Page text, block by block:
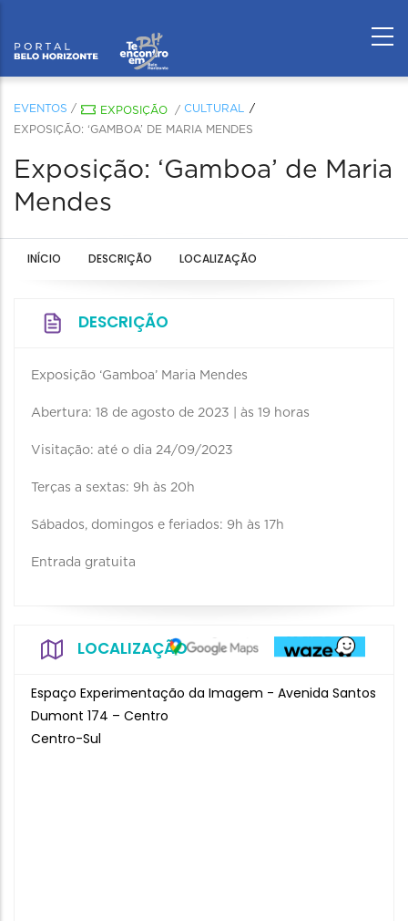
EVENTOS / EXPOSIÇÃO / CULTURAL
EXPOSIÇÃO: ‘GAMBOA’ DE MARIA MENDES
Exposição: ‘Gamboa’ de Maria
Mendes
INÍCIO DESCRIÇÃO LOCALIZAÇÃO
DESCRIÇÃO
Exposição ‘Gamboa’ Maria Mendes
Abertura: 18 de agosto de 2023 | às 19 horas
Visitação: até o dia 24/09/2023
Terças a sextas: 9h às 20h
Sábados, domingos e feriados: 9h às 17h
Entrada gratuita
LOCALIZAÇÃO
Espaço Experimentação da Imagem - Avenida Santos
Dumont 174 – Centro
Centro-Sul